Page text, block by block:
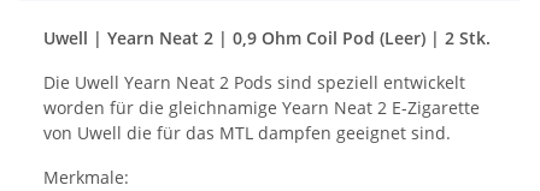
Uwell | Yearn Neat 2 | 0,9 Ohm Coil Pod (Leer) | 2 Stk.
Die Uwell Yearn Neat 2 Pods sind speziell entwickelt
worden für die gleichnamige Yearn Neat 2 E-Zigarette
von Uwell die für das MTL dampfen geeignet sind.
Merkmale: